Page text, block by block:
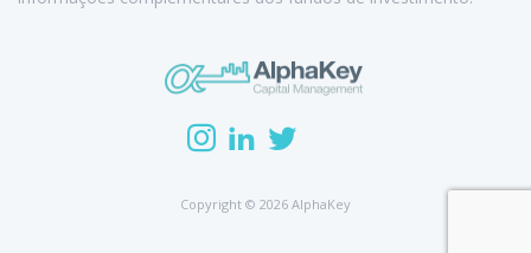
Copyright © 2026 AlphaKey